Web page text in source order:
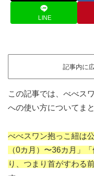
LINE
記事内に
この記事では、べべス
への使い方についてま
べべスワン抱っこ紐は
（0カ月）〜36カ月」
り、つまり首がすわる